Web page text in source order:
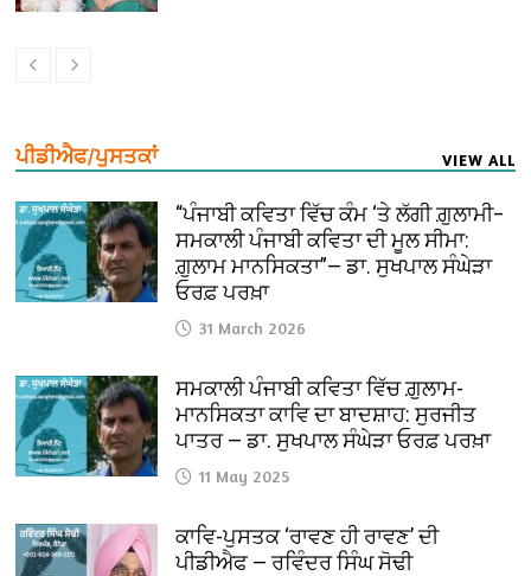
ਪੀਡੀਐਫ/ਪੁਸਤਕਾਂ VIEW ALL
“ਪੰਜਾਬੀ ਕਵਿਤਾ ਵਿੱਚ ਕੰਮ ‘ਤੇ ਲੱਗੀ ਗ਼ੁਲਾਮੀ–
ਸਮਕਾਲੀ ਪੰਜਾਬੀ ਕਵਿਤਾ ਦੀ ਮੂਲ ਸੀਮਾ:
ਗ਼ੁਲਾਮ ਮਾਨਸਿਕਤਾ”— ਡਾ. ਸੁਖਪਾਲ ਸੰਘੇੜਾ
ਓਰਫ਼ ਪਰਖ਼ਾ
31 March 2026
ਸਮਕਾਲੀ ਪੰਜਾਬੀ ਕਵਿਤਾ ਵਿੱਚ ਗ਼ੁਲਾਮ-
ਮਾਨਸਿਕਤਾ ਕਾਵਿ ਦਾ ਬਾਦਸ਼ਾਹ: ਸੁਰਜੀਤ
ਪਾਤਰ — ਡਾ. ਸੁਖਪਾਲ ਸੰਘੇੜਾ ਓਰਫ਼ ਪਰਖ਼ਾ
11 May 2025
ਕਾਵਿ-ਪੁਸਤਕ ‘ਰਾਵਣ ਹੀ ਰਾਵਣ’ ਦੀ
ਪੀਡੀਐਫ — ਰਵਿੰਦਰ ਸਿੰਘ ਸੋਢੀ